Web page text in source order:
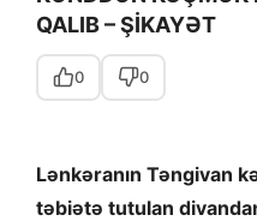
QALIB – ŞİKAYƏT
0 0
Lənkəranın Təngivan
təbiətə tutulan